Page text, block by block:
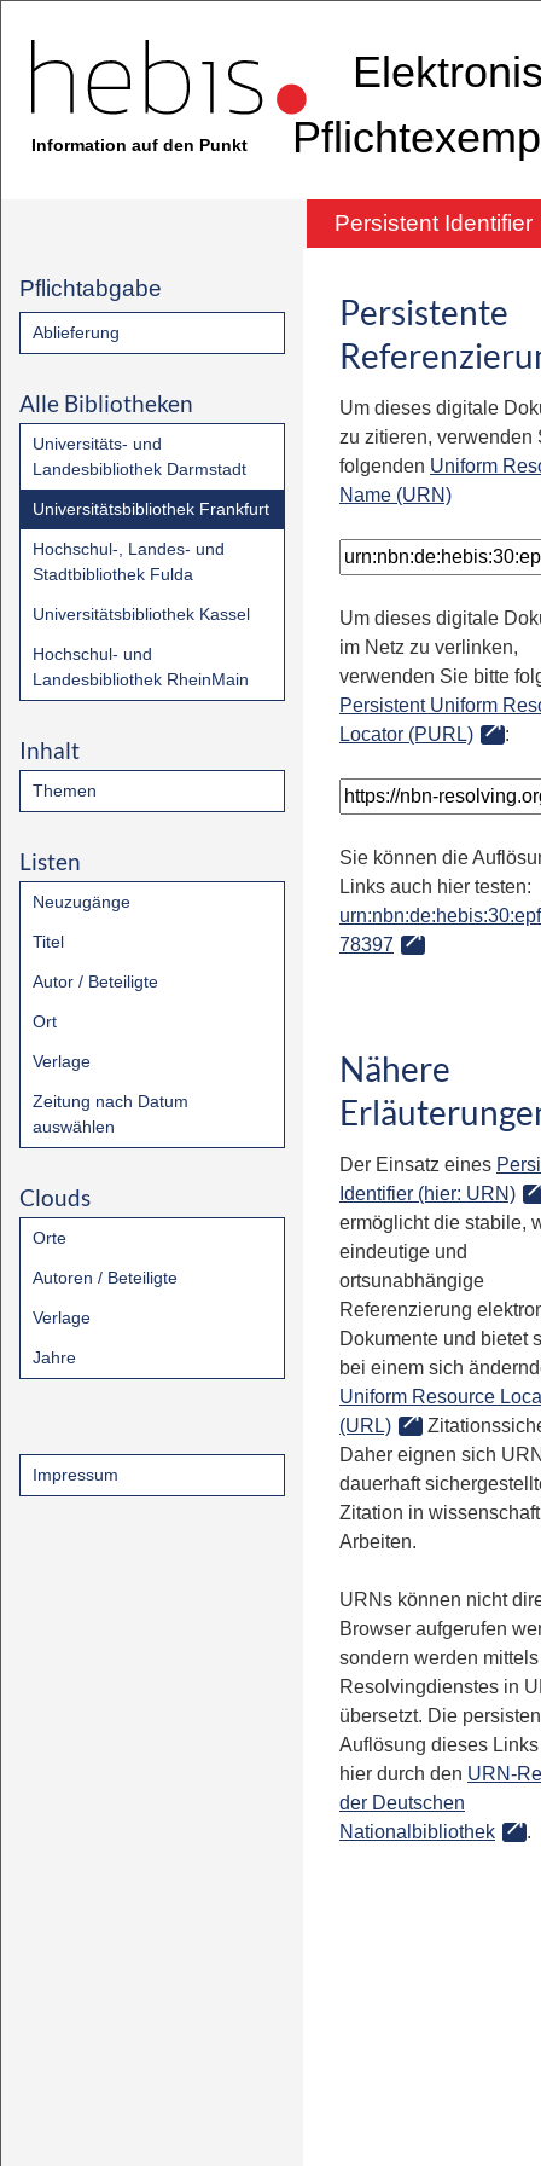
Information auf den Punkt
Persistent Identifier
Pflichtabgabe
Ablieferung
Alle Bibliotheken
Universitäts- und
Landesbibliothek Darmstadt
Universitätsbibliothek Frankfurt
Hochschul-, Landes- und
Stadtbibliothek Fulda
Universitätsbibliothek Kassel
Hochschul- und
Landesbibliothek RheinMain
Inhalt
Themen
Listen
Neuzugänge
Titel
Autor / Beteiligte
Ort
Verlage
Zeitung nach Datum
auswählen
Clouds
Orte
Autoren / Beteiligte
Verlage
Jahre
Impressum
Persistente
Um dieses digitale
zu zitieren, verwenden
folgenden Uniform
Name (URN)
Um dieses digitale
im Netz zu verlinken,
verwenden Sie bitte
Persistent Uniform
Locator (PURL)
:
Sie können die
Links auch hier testen:
78397
Nähere
Der Einsatz eines
Identifier (hier: URN)
ermöglicht die stabile,
eindeutige und
ortsunabhängige
Referenzierung
Dokumente und bietet
bei einem sich
Uniform Resource
(URL)
Daher eignen sich
dauerhaft
Zitation in
Arbeiten.
URNs können nicht
Browser aufgerufen
sondern werden
Resolvingdienstes in
übersetzt. Die
Auflösung dieses
hier durch den URN-
der Deutschen
Nationalbibliothek
.